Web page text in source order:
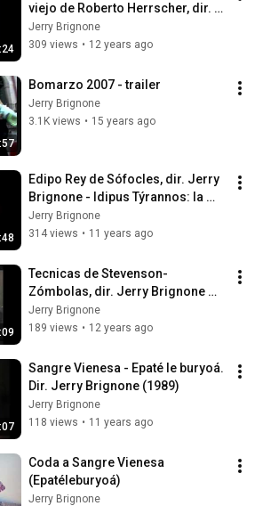
viejo de Roberto Herrscher, dir.
Jerry Brignone
Jerry Brignone
309 views • 12 years ago
Bomarzo 2007 - trailer
Jerry Brignone
3.1K views • 15 years ago
Edipo Rey de Sófocles, dir. Jerry
Brignone - Idipus Týrannos: la
conspiración de las mujeres
(1998)
Jerry Brignone
314 views • 11 years ago
Tecnicas de Stevenson-
Zómbolas, dir. Jerry Brignone
(1987) - Trailer
Jerry Brignone
189 views • 12 years ago
Sangre Vienesa - Epaté le buryoá.
Dir. Jerry Brignone (1989)
Jerry Brignone
118 views • 11 years ago
Coda a Sangre Vienesa
(Epatéleburyoá)
Jerry Brignone